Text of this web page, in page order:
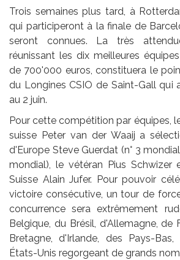
Trois semaines plus tard, à
qui participeront à la finale de
seront connues. La très
réunissant les dix meilleures
de 700'000 euros, constituera le
du Longines CSIO de Saint-Gall qui
au 2 juin.
Pour cette compétition par équipes,
suisse Peter van der Waaij a
d'Europe Steve Guerdat (n° 3
mondial), le vétéran Pius
Suisse Alain Jufer. Pour pouvoir
victoire consécutive, un tour de
concurrence sera extrêmement
Belgique, du Brésil, d'Allemagne, de
Bretagne, d'Irlande, des Pays-
États-Unis regorgeant de grands